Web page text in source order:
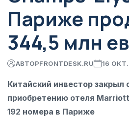
Париже
344,5 млн
АВТОРFRONTDESK.RU 16
Китайский инвестор закрыл
приобретению отеля
192 номера в Париже